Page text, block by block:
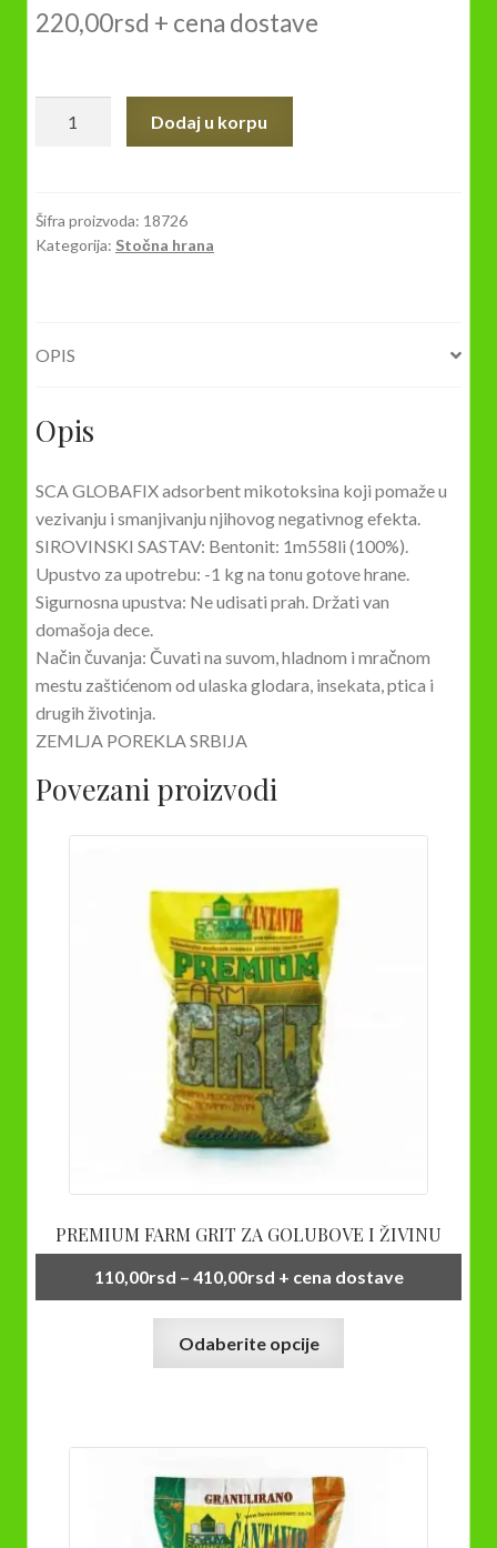
220,00rsd + cena dostave
mikotoksina
količina
Dodaj u korpu
Šifra proizvoda: 18726
Kategorija: Stočna hrana
OPIS
Opis
SCA GLOBAFIX adsorbent mikotoksina koji pomaže u
vezivanju i smanjivanju njihovog negativnog efekta.
SIROVINSKI SASTAV: Bentonit: 1m558li (100%).
Upustvo za upotrebu: -1 kg na tonu gotove hrane.
Sigurnosna upustva: Ne udisati prah. Držati van
domašoja dece.
Način čuvanja: Čuvati na suvom, hladnom i mračnom
mestu zaštićenom od ulaska glodara, insekata, ptica i
drugih životinja.
ZEMLJA POREKLA SRBIJA
Povezani proizvodi
PREMIUM FARM GRIT ZA GOLUBOVE I ŽIVINU
110,00rsd – 410,00rsdRaspon
cena:
110,00rsd
+ cena dostave
Odaberite opcije
varijanti.
mogu